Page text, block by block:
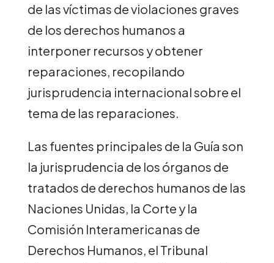
de las víctimas de violaciones graves
de los derechos humanos a
interponer recursos y obtener
reparaciones, recopilando
jurisprudencia internacional sobre el
tema de las reparaciones.
Las fuentes principales de la Guía son
la jurisprudencia de los órganos de
tratados de derechos humanos de las
Naciones Unidas, la Corte y la
Comisión Interamericanas de
Derechos Humanos, el Tribunal